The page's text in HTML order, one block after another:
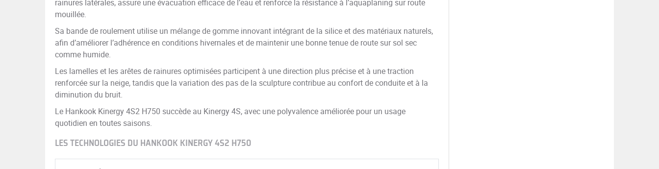
rainures latérales, assure une évacuation efficace de l’eau et renforce la résistance à l’aquaplaning sur route
mouillée.
Sa bande de roulement utilise un mélange de gomme innovant intégrant de la silice et des matériaux naturels,
afin d’améliorer l’adhérence en conditions hivernales et de maintenir une bonne tenue de route sur sol sec
comme humide.
Les lamelles et les arêtes de rainures optimisées participent à une direction plus précise et à une traction
renforcée sur la neige, tandis que la variation des pas de la sculpture contribue au confort de conduite et à la
diminution du bruit.
Le Hankook Kinergy 4S2 H750 succède au Kinergy 4S, avec une polyvalence améliorée pour un usage
quotidien en toutes saisons.
LES TECHNOLOGIES DU HANKOOK KINERGY 4S2 H750